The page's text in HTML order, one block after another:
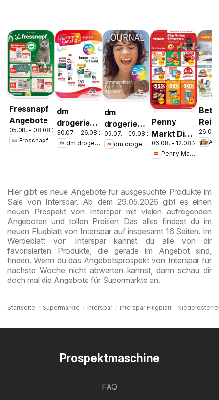
Fressnapf
Angebote
05.08. - 08.08.2026
Fressnapf
dm
drogerie
markt
Journal
30.07. - 26.08.2026
dm drogerie markt
dm
drogerie
markt
Journal
09.07. - 09.08.2026
dm drogerie markt
Penny
Markt Die
ganze
Woche
06.08. - 12.08.2026
Penny Markt
26.07.
Hier gibt es neue Angebote für ausgesuchte Produkte im
Sale von Interspar. Ab dem 29.05.2026 gibt es einen
neuen Prospekt von Interspar mit vielen aufregenden
Angeboten und tollen Preisen Das alles findest du im
neuen Flugblatt von Interspar auf insgesamt 16 Seiten. Im
Werbeblatt von Interspar kannst du alle von dir
favorisierten Produkte, die gerade im Angebot sind,
finden. Wenn du das Angebotsprospekt von Interspar für
nächste Woche nicht abwarten kannst, dann schau dir
doch mal die Angebote für Supermärkte an.
Startseite Supermärkte Interspar Interspar Flugblatt -
Prospektmaschine
FAQ